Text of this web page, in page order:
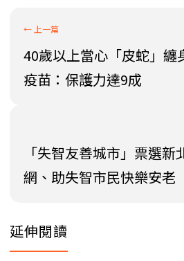
40歲以上當心「皮蛇」纏
疫苗：保護力達9成
「失智友善城市」票選
網、助失智市民快樂安老
延伸閱讀